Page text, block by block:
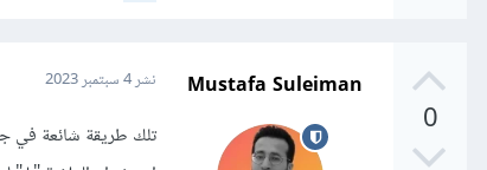
0
Mustafa Suleiman نشر4 سبتمبر 2023